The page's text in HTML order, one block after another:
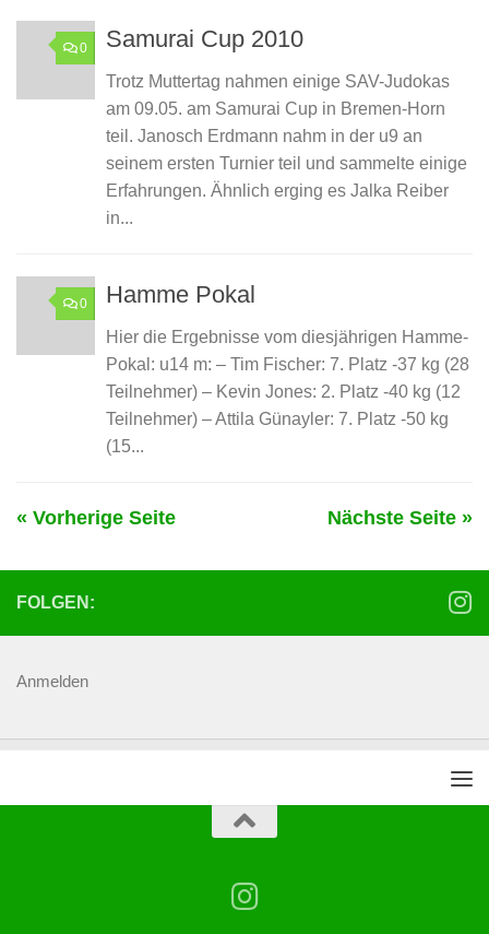
0 Samurai Cup 2010
Trotz Muttertag nahmen einige SAV-Judokas
am 09.05. am Samurai Cup in Bremen-Horn
teil. Janosch Erdmann nahm in der u9 an
seinem ersten Turnier teil und sammelte einige
Erfahrungen. Ähnlich erging es Jalka Reiber
in...
0 Hamme Pokal
Hier die Ergebnisse vom diesjährigen Hamme-
Pokal: u14 m: – Tim Fischer: 7. Platz -37 kg (28
Teilnehmer) – Kevin Jones: 2. Platz -40 kg (12
Teilnehmer) – Attila Günayler: 7. Platz -50 kg
(15...
« Vorherige Seite Nächste Seite »
FOLGEN:
Anmelden